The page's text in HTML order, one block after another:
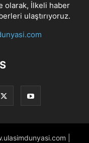
olarak, İlkeli haber
ulaştırıyoruz.
|